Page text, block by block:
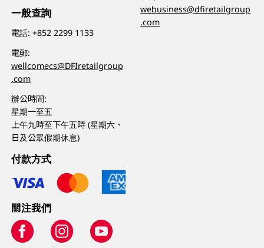
一般查詢
電話:+852 2299 1133
電郵:
wellcomecs@DFIretailgroup
.com
辦公時間:
星期一至五
上午九時至下午五時 (星期六、
日及公眾假期休息)
webusiness@dfiretailgroup
.com
付款方式
關注我們